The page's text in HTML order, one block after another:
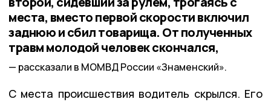
места, вместо первой скорости включил
заднюю и сбил товарища. От полученных
травм молодой человек скончался,
рассказали в МОМВД России «Знаменский».
С места происшествия водитель скрылся. Его